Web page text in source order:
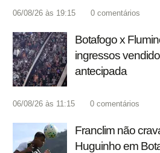
06/08/26 às 19:15 0 comentários
Botafogo x
ingressos
antecipada
06/08/26 às 11:15 0 comentários
Franclim não
Huguinho em